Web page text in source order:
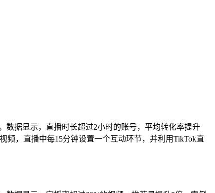
数据显示，直播时长超过2小时的账号，平均转化率提升
频，直播中每15分钟设置一个互动环节，并利用TikTok直